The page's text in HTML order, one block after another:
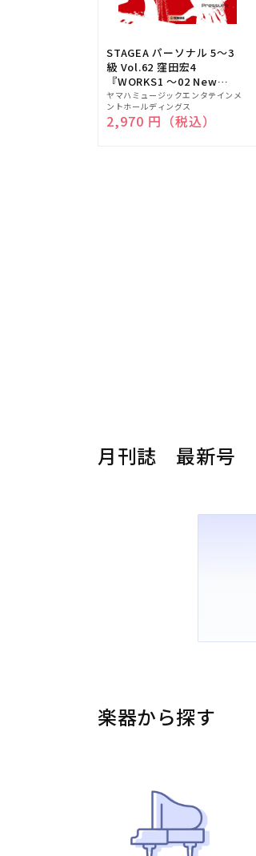
STAGEA パーソナル 5～3
級 Vol.62 窪田宏4
『WORKS1 ～02 New
edition～』
販
売
元:
ヤマハミュージックエンタテインメ
ントホールディングス
通常価格
2,970 円（税込）
月刊誌 最新号
楽器から探す